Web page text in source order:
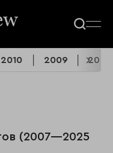
2010 2009 2008
(2007—2025